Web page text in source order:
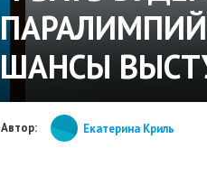
ШАНСЫ
Автор: Екатерина Криль